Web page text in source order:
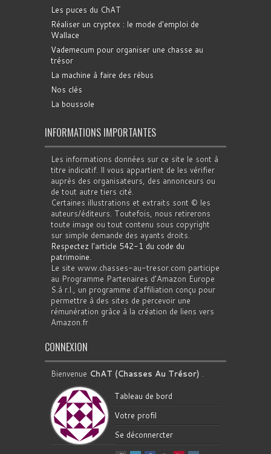
Les puces du ChAT
Réaliser un cryptex : le mode d'emploi de
Wallace
Vademecum pour organiser une chasse au
trésor
La machine à faire des rébus
Nos clés
La boussole
INFORMATIONS IMPORTANTES
Les informations données sur ce site le sont à
titre indicatif. Il vous appartient de les vérifier
auprès des organisateurs, des annonceurs ou
de tout autre tiers cité.
Certaines illustrations et extraits sont © les
auteurs/éditeurs. Toutefois, nous retirerons
toute image ou tout contenu sous copyright
sur simple demande des ayants droits.
Respectez l'article 542-1 du code du
patrimoine.
Le site www.chasses-au-tresor.com participe
au Programme Partenaires d’Amazon Europe
S.à r.l., un programme d’affiliation conçu pour
permettre à des sites de percevoir une
rémunération grâce à la création de liens vers
Amazon.fr
CONNEXION
Bienvenue ChAT (Chasses Au Trésor) .
Tableau de bord
Votre profil
Se déconnercter